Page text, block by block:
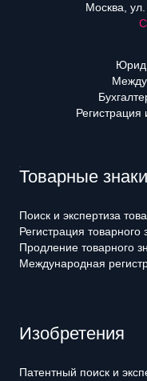
Москва,
Товарные знаки
Поиск и экспертиза
Регистрация
Продление товарного
Международная
Изобретения
Патентный поиск и